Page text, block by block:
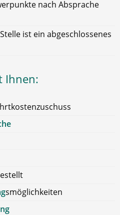
nach Absprache
ist ein abgeschlossenes
Ihnen:
smöglichkeiten